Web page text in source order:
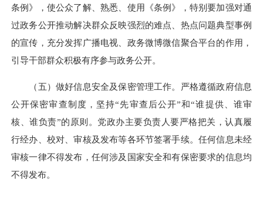
条例》，使公众了解、熟悉、使用《条例》，特别要加强对通
过政务公开推动解决群众反映强烈的难点、热点问题典型事例
的宣传，充分发挥广播电视、政务微博微信聚合平台的作用，
引导干部群众积极有序参与政务公开。
（五）做好信息安全及保密管理工作。严格遵循政府信息
公开保密审查制度，坚持“先审查后公开”和“谁提供、谁审
核、谁负责”的原则。党政办主要负责人要严格把关，认真履
行经办、校对、审核及发布等各环节签署手续。任何信息未经
审核一律不得发布，任何涉及国家安全和有保密要求的信息均
不得发布。